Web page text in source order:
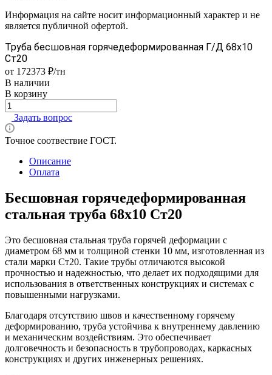
Информация на сайте носит информационный характер и не
является публичной офертой.
Труба бесшовная горячедеформированная Г/Д 68х10
Ст20
от 172373 ₽/тн
В наличии
В корзину
Задать вопрос
Точное соотвествие ГОСТ.
Описание
Оплата
Бесшовная горячедеформированная
стальная труба 68х10 Ст20
Это бесшовная стальная труба горячей деформации с
диаметром 68 мм и толщиной стенки 10 мм, изготовленная из
стали марки Ст20. Такие трубы отличаются высокой
прочностью и надежностью, что делает их подходящими для
использования в ответственных конструкциях и системах с
повышенными нагрузками.
Благодаря отсутствию швов и качественному горячему
деформированию, труба устойчива к внутреннему давлению
и механическим воздействиям. Это обеспечивает
долговечность и безопасность в трубопроводах, каркасных
конструкциях и других инженерных решениях.